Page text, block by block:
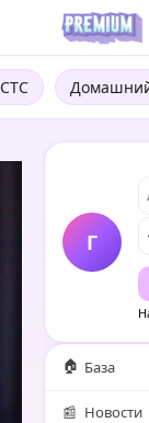
СТС
Г
🏠 База
📰 Новости